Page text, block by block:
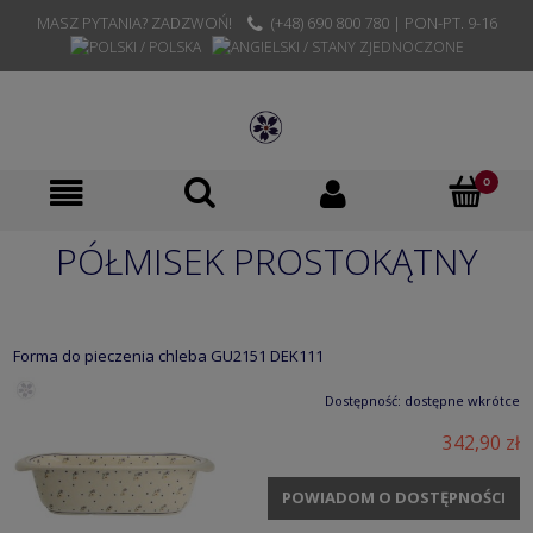
MASZ PYTANIA? ZADZWOŃ! (+48) 690 800 780 | PON-PT. 9-16
PÓŁMISEK PROSTOKĄTNY
Forma do pieczenia chleba GU2151 DEK111
Dostępność: dostępne wkrótce
342,90 zł
POWIADOM O DOSTĘPNOŚCI